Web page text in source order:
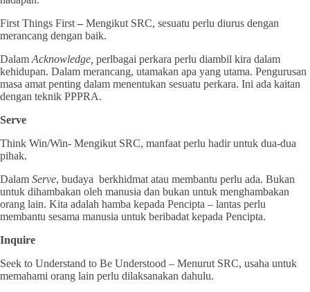
First Things First – Mengikut SRC, sesuatu perlu diurus dengan
merancang dengan baik.
Dalam Acknowledge, perlbagai perkara perlu diambil kira dalam
kehidupan. Dalam merancang, utamakan apa yang utama. Pengurusan
masa amat penting dalam menentukan sesuatu perkara. Ini ada kaitan
dengan teknik PPPRA.
Serve
Think Win/Win- Mengikut SRC, manfaat perlu hadir untuk dua-dua
pihak.
Dalam Serve, budaya berkhidmat atau membantu perlu ada. Bukan
untuk dihambakan oleh manusia dan bukan untuk menghambakan
orang lain. Kita adalah hamba kepada Pencipta – lantas perlu
membantu sesama manusia untuk beribadat kepada Pencipta.
Inquire
Seek to Understand to Be Understood – Menurut SRC, usaha untuk
memahami orang lain perlu dilaksanakan dahulu.